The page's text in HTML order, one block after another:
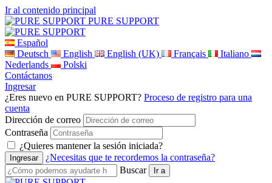
Ir al contenido principal
PURE SUPPORT
Español
Deutsch
English English (UK) Français
Italiano
Nederlands
Polski
Contáctanos
Ingresar
¿Eres nuevo en PURE SUPPORT? Proceso de registro para una
cuenta
Dirección de correo
Contraseña
¿Quieres mantener la sesión iniciada?
¿Necesitas que te recordemos la contraseña?
Buscar